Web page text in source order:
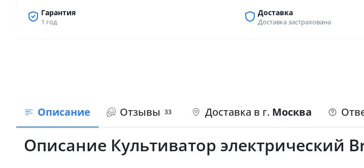
Гарантия
1 год
Доставка
Доставка застрахована
Описание Отзывы 33 Доставка в г. Москва
Описание Культиватор электрический